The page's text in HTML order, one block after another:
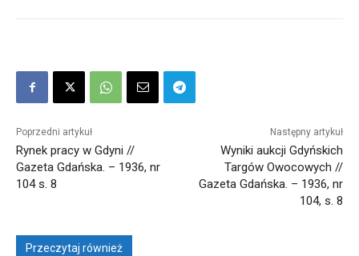
Poprzedni artykuł
Rynek pracy w Gdyni //
Gazeta Gdańska. – 1936, nr
104 s. 8
Następny artykuł
Wyniki aukcji Gdyńskich
Targów Owocowych //
Gazeta Gdańska. – 1936, nr
104, s. 8
Przeczytaj również